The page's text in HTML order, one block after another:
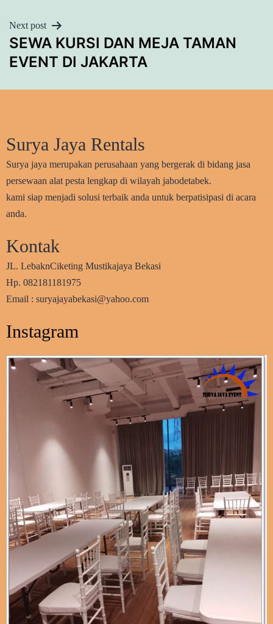
Next post
SEWA KURSI DAN MEJA TAMAN
EVENT DI JAKARTA
Surya Jaya Rentals
Surya jaya merupakan perusahaan yang bergerak di bidang jasa
persewaan alat pesta lengkap di wilayah jabodetabek.
kami siap menjadi solusi terbaik anda untuk berpatisipasi di acara
anda.
Kontak
JL. LebaknCiketing Mustikajaya Bekasi
Hp. 082181181975
Email : suryajayabekasi@yahoo.com
Instagram